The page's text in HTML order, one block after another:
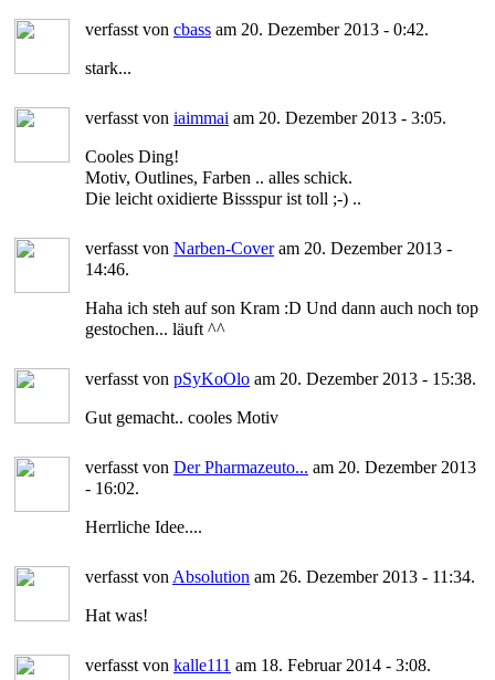
verfasst von cbass am 20. Dezember 2013 - 0:42.
stark...
verfasst von iaimmai am 20. Dezember 2013 - 3:05.
Cooles Ding!
Motiv, Outlines, Farben .. alles schick.
Die leicht oxidierte Bissspur ist toll ;-) ..
verfasst von Narben-Coveram 20. Dezember 2013 -
14:46.
Haha ich steh auf son Kram :D Und dann auch noch top
gestochen... läuft ^^
verfasst von pSyKoOlo am 20. Dezember 2013 - 15:38.
Gut gemacht.. cooles Motiv
verfasst von Der Pharmazeuto... am 20. Dezember 2013
- 16:02.
Herrliche Idee....
verfasst von Absolution am 26. Dezember 2013 - 11:34.
Hat was!
verfasst von kalle111 am 18. Februar 2014 - 3:08.